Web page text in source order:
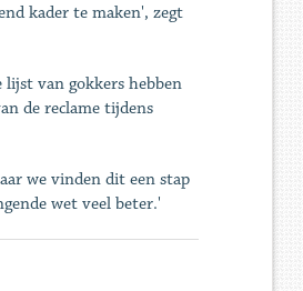
kader te maken', zegt
lijst van gokkers hebben
de reclame tijdens
we vinden dit een stap
wet veel beter.'